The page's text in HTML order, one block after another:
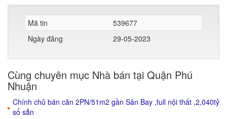
Mã tin
539677
Ngày đăng
29-05-2023
Cùng chuyên mục Nhà bán tại Quận Phú
Nhuận
Chính chủ bán căn 2PN/51m2 gần Sân Bay ,full nội thất ,2,040tỷ
sổ sẳn